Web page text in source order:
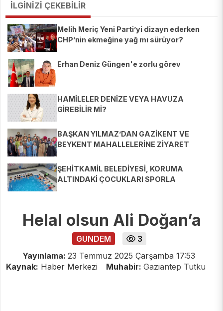
İLGİNİZİ ÇEKEBİLİR
Melih Meriç Yeni Parti’yi dizayn ederken
CHP’nin ekmeğine yağ mı sürüyor?
Erhan Deniz Güngen'e zorlu görev
HAMİLELER DENİZE VEYA HAVUZA
GİREBİLİR Mİ?
BAŞKAN YILMAZ’DAN GAZİKENT VE
BEYKENT MAHALLELERİNE ZİYARET
ŞEHİTKAMİL BELEDİYESİ, KORUMA
ALTINDAKİ ÇOCUKLARI SPORLA
Helal olsun Ali Doğan’a
GUNDEM
3
Yayınlama: 23 Temmuz 2025 Çarşamba 17:53
Kaynak: Haber Merkezi Muhabir: Gaziantep Tutku